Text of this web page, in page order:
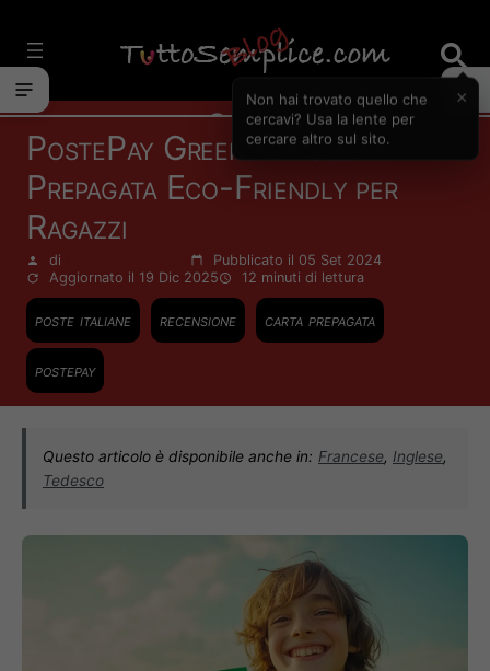
contenuto
Carte
PostePay Green: La Carta
Prepagata Eco-Friendly per
Ragazzi
di
Pubblicato il 05 Set 2024
Aggiornato il 19 Dic 2025
12 minuti di lettura
poste italiane recensione carta prepagata
postepay
Questo articolo è disponibile anche in: Francese, Inglese,
Tedesco
Non hai trovato quello che
cercavi? Usa la lente per
cercare altro sul sito.
×